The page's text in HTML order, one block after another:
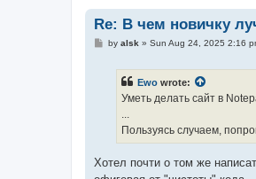
Re: В чем новичку
Pby alsk » Sun Aug 24, 2025 2:16
Ewo wrote:
Уметь делать сайт в
...
Пользуясь случаем,
Хотел почти о том же